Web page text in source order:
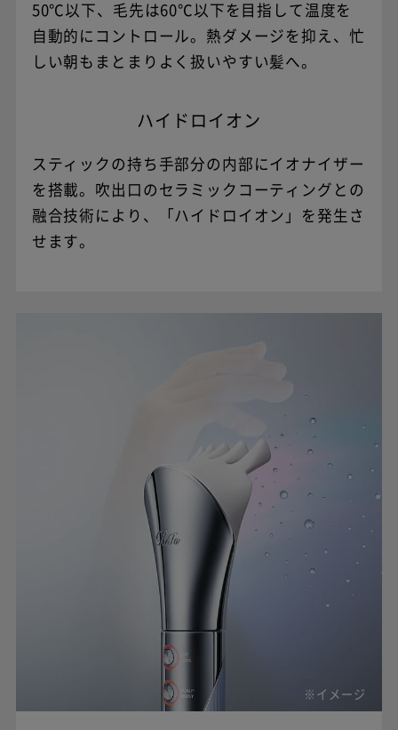
50℃以下、毛先は60℃以下を目指して温度を
自動的にコントロール。熱ダメージを抑え、忙
しい朝もまとまりよく扱いやすい髪へ。
ハイドロイオン
スティックの持ち手部分の内部にイオナイザー
を搭載。吹出口のセラミックコーティングとの
融合技術により、「ハイドロイオン」を発生さ
せます。
※イメージ